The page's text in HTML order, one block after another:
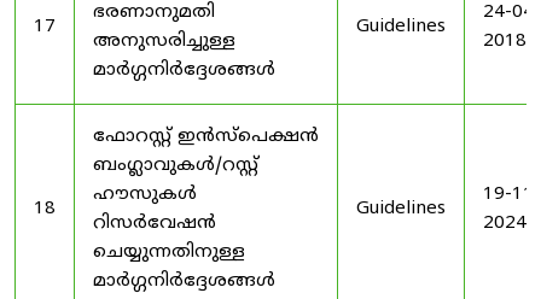
17
ഭരണാനുമതി
അനുസരിച്ചുള്ള
മാർഗ്ഗനിർദ്ദേശങ്ങൾ
Guidelines
24-04-
2018
18
ഫോറസ്റ്റ് ഇൻസ്പെക്ഷൻ
ബംഗ്ലാവുകൾ/റസ്റ്റ്
ഹൗസുകൾ
റിസർവേഷൻ
ചെയ്യുന്നതിനുള്ള
മാർഗ്ഗനിർദ്ദേശങ്ങൾ
Guidelines
19-11-
2024